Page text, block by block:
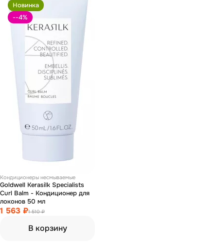
Новинка
--4%
Кондиционеры несмываемые
Goldwell Kerasilk Specialists
Curl Balm - Кондиционер для
локонов 50 мл
1 563 ₽1 510 ₽
В корзину